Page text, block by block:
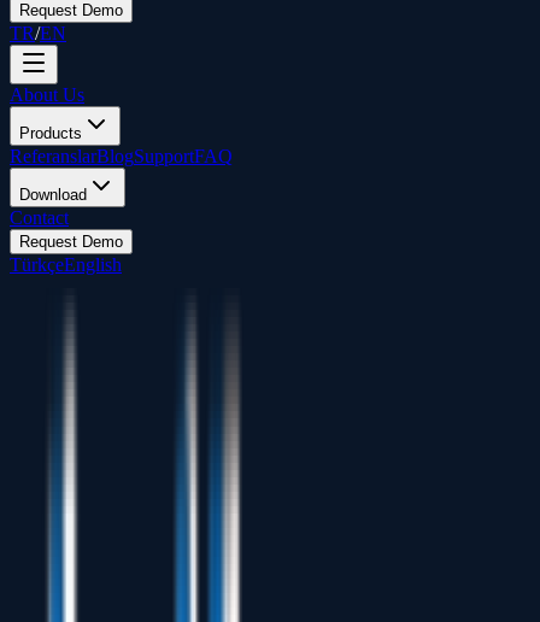
Request Demo
TR/EN
About Us
Products
ReferanslarBlogSupportFAQ
Download
Contact
Request Demo
TürkçeEnglish